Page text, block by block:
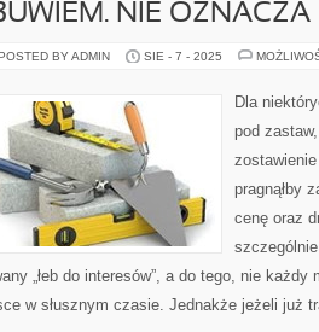
NIE OZNACZA
BY ADMIN SIE - 7 - 2025
Dla
pod
pragnąłby
cenę oraz
„łeb do interesów”, a do tego, nie
w słusznym czasie. Jednakże jeżeli już